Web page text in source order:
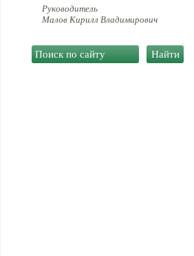
Руководитель
Малов Кирилл Владимирович